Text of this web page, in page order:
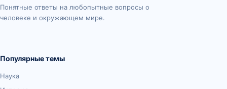
Понятные ответы на любопытные вопросы о
человеке и окружающем мире.
Популярные темы
Наука